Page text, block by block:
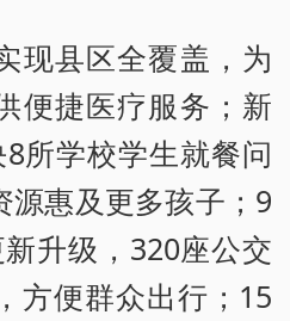
县区全覆盖，为
便捷医疗服务；新
所学校学生就餐问
源惠及更多孩子；9
升级，320座公交
方便群众出行；15